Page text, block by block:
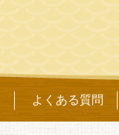
よくある質問